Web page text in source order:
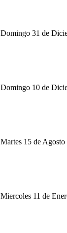
Domingo 31 de
Domingo 10 de
Martes 15 de Agosto
Miercoles 11 de